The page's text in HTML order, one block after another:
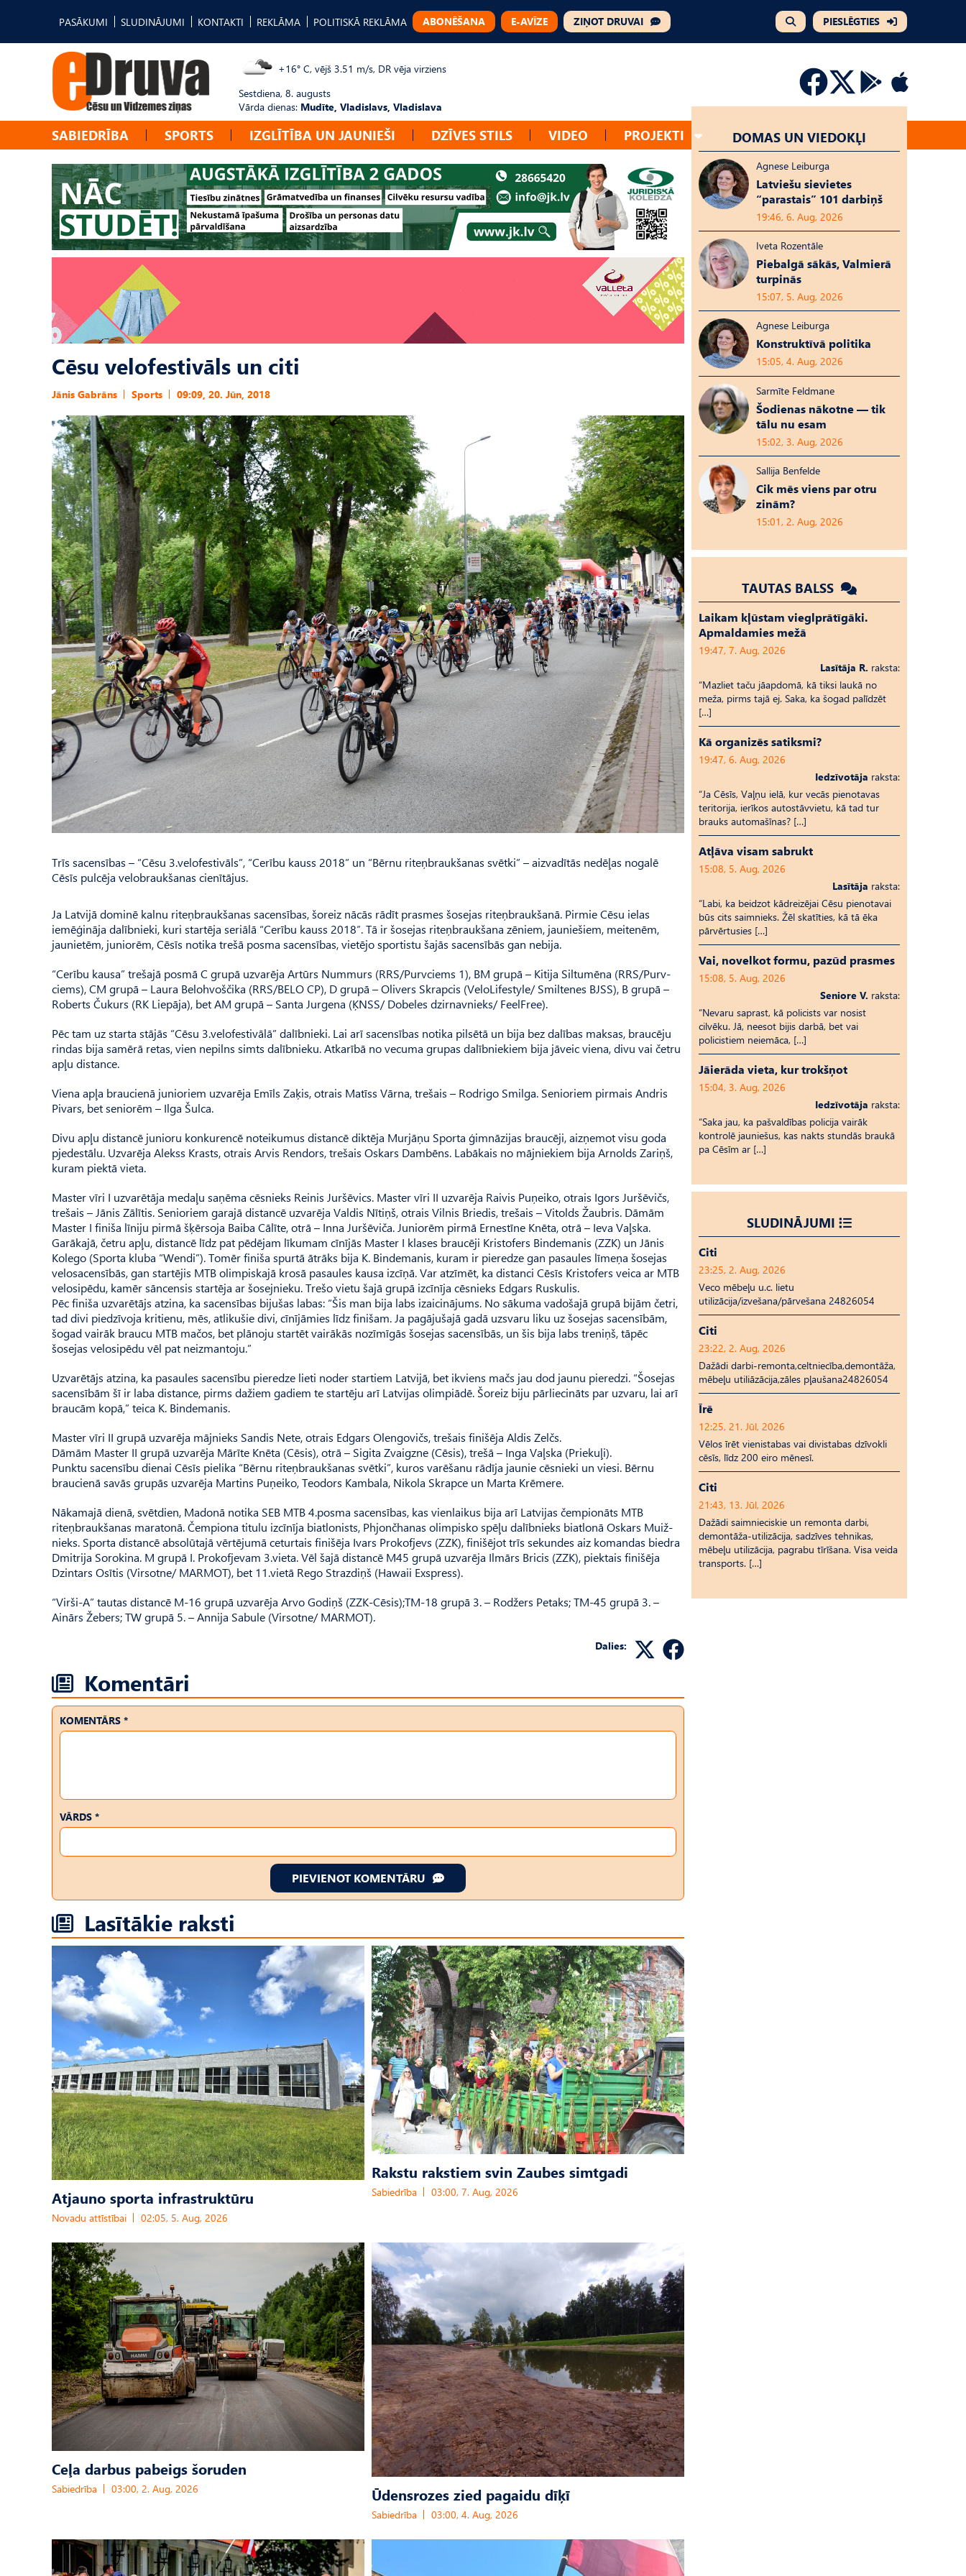
PASĀKUMI SLUDINĀJUMI KONTAKTI REKLĀMA POLITISKĀ REKLĀMA ABONĒŠANA E-AVĪZE ZIŅOT DRUVAI PIESLĒGTIES
+16° C, vējš 3.51 m/s, DR vēja virziens
Sestdiena, 8. augusts
Vārda dienas: Mudīte, Vladislavs, Vladislava
SABIEDRĪBA SPORTS IZGLĪTĪBA UN JAUNIEŠI DZĪVES STILS VIDEO PROJEKTI
Cēsu velofestivāls un citi
Jānis Gabrāns Sports 09:09, 20. Jūn, 2018
Trīs sacensības – “Cēsu 3.velofestivāls”, “Cerību kauss 2018” un “Bērnu riteņbraukšanas svētki” – aizvadītās nedēļas nogalē
Cēsīs pulcēja velobraukšanas cienītājus.
Ja Latvijā dominē kalnu riteņbraukšanas sacensības, šoreiz nācās rādīt prasmes šosejas riteņbraukšanā. Pirmie Cēsu ielas
iemēģināja dalībnieki, kuri startēja seriālā “Cerību kauss 2018″. Tā ir šosejas riteņbraukšana zēniem, jauniešiem, meitenēm,
jaunietēm, juniorēm, Cēsīs notika trešā posma sacensības, vietējo sportistu šajās sacensībās gan nebija.
“Cerību kausa” trešajā posmā C grupā uzvarēja Artūrs Nummurs (RRS/Purvciems 1), BM grupā – Kitija Siltumēna (RRS/Purv­­
ciems), CM grupā – Laura Be­lo­h­voš­čika (RRS/BELO CP), D grupā – Olivers Skrapcis (Velo­Lifes­tyle/ Smiltenes BJSS), B grupā –
Roberts Čukurs (RK Liepāja), bet AM grupā – Santa Jurgena (ĶNSS/ Dobeles dzirnavnieks/ FeelFree).
Pēc tam uz starta stājās “Cēsu 3.velofestivālā” dalībnieki. Lai arī sacensības notika pilsētā un bija bez dalības maksas, braucēju
rindas bija samērā retas, vien nepilns simts dalībnieku. Atkarībā no vecuma grupas dalībniekiem bija jāveic viena, divu vai četru
apļu distance.
Viena apļa braucienā junioriem uzvarēja Emīls Zaķis, otrais Ma­tīss Vārna, trešais – Rodrigo Smil­­­­ga. Senioriem pirmais An­dris
Pivars, bet seniorēm – Ilga Šulca.
Divu apļu distancē junioru konkurencē noteikumus distancē diktēja Murjāņu Sporta ģimnāzijas braucēji, aizņemot visu goda
pjedestālu. Uzvarēja Alekss Krasts, otrais Arvis Rendors, trešais Os­kars Dambēns. Labākais no mājniekiem bija Arnolds Zariņš,
kuram piektā vieta.
Master vīri I uzvarētāja medaļu saņēma cēsnieks Reinis Jur­šē­vics. Master vīri II uzvarēja Rai­vis Puņeiko, otrais Igors Jur­šē­vičs,
trešais – Jānis Zālītis. Senio­riem garajā distancē uzvarēja Valdis Nītiņš, otrais Vilnis Brie­dis, trešais – Vitolds Žaubris. Dā­mām
Master I finiša līniju pirmā šķērsoja Baiba Cālīte, otrā – Inna Juršēviča. Juniorēm pirmā Er­nes­tī­ne Knēta, otrā – Ieva Vaļska.
Garākajā, četru apļu, distancē līdz pat pēdējam līkumam cīnījās Master I klases braucēji Kristo­fers Bindemanis (ZZK) un Jānis
Kolego (Sporta kluba “Wendi”). Tomēr finiša spurtā ātrāks bija K. Bindemanis, kuram ir pieredze gan pasaules līmeņa šosejas
velosacensībās, gan startējis MTB olimpiskajā krosā pasaules kausa izcīņā. Var atzīmēt, ka distanci Cēsīs Kristofers veica ar MTB
ve­losipēdu, kamēr sāncensis startēja ar šosejnieku. Trešo vietu šajā grupā izcīnīja cēsnieks Edgars Ruskulis.
Pēc finiša uzvarētājs atzina, ka sacensības bijušas labas: “Šis man bija labs izaicinājums. No sākuma vadošajā grupā bijām četri,
tad divi piedzīvoja kritienu, mēs, atlikušie divi, cīnījāmies līdz finišam. Ja pagājušajā gadā uzsvaru liku uz šosejas sacensībām,
šogad vairāk braucu MTB mačos, bet plānoju startēt vairākās nozīmīgās šosejas sacensībās, un šis bija labs treniņš, tāpēc
šosejas velosipēdu vēl pat neizmantoju.”
Uzvarētājs atzina, ka pasaules sacensību pieredze lieti noder startiem Latvijā, bet ikviens mačs jau dod jaunu pieredzi. “Šosejas
sacensībām šī ir laba distance, pirms dažiem gadiem te startēju arī Latvijas olimpiādē. Šoreiz biju pārliecināts par uzvaru, lai arī
braucām kopā,” teica K. Bindemanis.
Master vīri II grupā uzvarēja mājnieks Sandis Nete, otrais Edgars Olengovičs, trešais finišēja Aldis Zelčs.
Dāmām Master II grupā uzvarēja Mārīte Knēta (Cēsis), otrā – Sigita Zvaigzne (Cēsis), trešā – Inga Vaļska (Priekuļi).
Punktu sacensību dienai Cēsīs pielika “Bērnu riteņbraukšanas svētki”, kuros varēšanu rādīja jau­nie cēsnieki un viesi. Bērnu
braucienā savās grupās uzvarēja Martins Puņeiko, Teodors Kam­ba­­la, Nikola Skrapce un Marta Krēmere.
Nākamajā dienā, svētdien, Madonā notika SEB MTB 4.posma sacensības, kas vienlaikus bija arī Latvijas čempionāts MTB
riteņbraukšanas maratonā. Čem­pio­na titulu izcīnīja biatlonists, Phjončhanas olimpisko spēļu dalībnieks biatlonā Oskars Muiž­
nieks. Sporta distancē absolūtajā vērtējumā ceturtais finišēja Ivars Prokofjevs (ZZK), finišējot trīs se­kundes aiz komandas biedra
Dmit­rija Sorokina. M grupā I. Pro­kofjevam 3.vieta. Vēl šajā distancē M45 grupā uzvarēja Ilmārs Bricis (ZZK), piektais finišēja
Dzintars Osītis (Virsotne/ MARMOT), bet 11.vietā Rego Strazdiņš (Hawaii Exspress).
“Virši-A” tautas distancē M-16 grupā uzvarēja Arvo Godiņš (ZZK-Cēsis);TM-18 grupā 3. – Rodžers Petaks; TM-45 grupā 3. –
Ainārs Žebers; TW grupā 5. – Annija Sabule (Virsotne/ MARMOT).
Dalies:
Komentāri
KOMENTĀRS *
VĀRDS *
PIEVIENOT KOMENTĀRU
Lasītākie raksti
Atjauno sporta infrastruktūru
Novadu attīstībai 02:05, 5. Aug, 2026
Rakstu rakstiem svin Zaubes simtgadi
Sabiedrība 03:00, 7. Aug, 2026
Ceļa darbus pabeigs šoruden
Sabiedrība 03:00, 2. Aug, 2026 Ūdensrozes zied pagaidu dīķī
Sabiedrība 03:00, 4. Aug, 2026
DOMAS UN VIEDOKĻI
Agnese Leiburga
Latviešu sievietes
“parastais” 101 darbiņš
19:46, 6. Aug, 2026
Iveta Rozentāle
Piebalgā sākās, Valmierā
turpinās
15:07, 5. Aug, 2026
Agnese Leiburga
Konstruktīvā politika
15:05, 4. Aug, 2026
Sarmīte Feldmane
Šodienas nākotne — tik
tālu nu esam
15:02, 3. Aug, 2026
Sallija Benfelde
Cik mēs viens par otru
zinām?
15:01, 2. Aug, 2026
TAUTAS BALSS
Laikam kļūstam vieglprātīgāki.
Apmaldamies mežā
19:47, 7. Aug, 2026
Lasītāja R. raksta:
“Mazliet taču jāapdomā, kā tiksi laukā no
meža, pirms tajā ej. Saka, ka šogad palīdzēt
[…]
Kā organizēs satiksmi?
19:47, 6. Aug, 2026
Iedzīvotāja raksta:
“Ja Cēsīs, Vaļņu ielā, kur vecās pienotavas
teritorija, ierīkos autostāvvietu, kā tad tur
brauks automašīnas? […]
Atļāva visam sabrukt
15:08, 5. Aug, 2026
Lasītāja raksta:
“Labi, ka beidzot kādreizējai Cēsu pienotavai
būs cits saimnieks. Žēl skatīties, kā tā ēka
pārvērtusies […]
Vai, novelkot formu, pazūd prasmes
15:08, 5. Aug, 2026
Seniore V. raksta:
“Nevaru saprast, kā policists var nosist
cilvēku. Jā, neesot bijis darbā, bet vai
policistiem neiemāca, […]
Jāierāda vieta, kur trokšņot
15:04, 3. Aug, 2026
Iedzīvotāja raksta:
“Saka jau, ka pašvaldības policija vairāk
kontrolē jauniešus, kas nakts stundās braukā
pa Cēsīm ar […]
SLUDINĀJUMI
Citi
23:25, 2. Aug, 2026
Veco mēbeļu u.c. lietu
utilizācija/izvešana/pārvešana 24826054
Citi
23:22, 2. Aug, 2026
Dažādi darbi-remonta,celtniecība,demontāža,
mēbeļu utiliāzācija,zāles pļaušana24826054
Īrē
12:25, 21. Jūl, 2026
Vēlos īrēt vienistabas vai divistabas dzīvokli
cēsīs, līdz 200 eiro mēnesī.
Citi
21:43, 13. Jūl, 2026
Dažādi saimnieciskie un remonta darbi,
demontāža-utilizācija, sadzīves tehnikas,
mēbeļu utilizācija, pagrabu tīrīšana. Visa veida
transports. […]